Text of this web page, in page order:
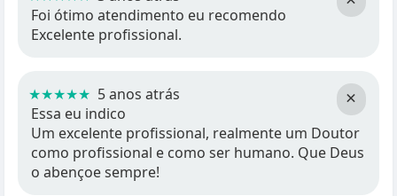
Foi ótimo atendimento eu recomendo
Excelente profissional.
×
★★★★★ 5 anos atrás
Essa eu indico
Um excelente profissional, realmente um Doutor
como profissional e como ser humano. Que Deus
o abençoe sempre!